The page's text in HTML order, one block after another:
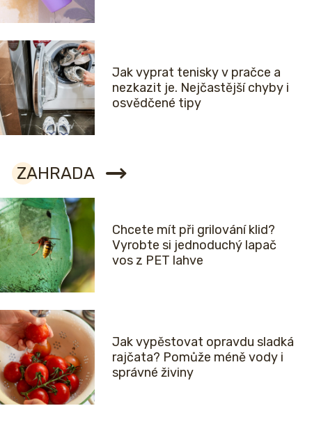
Jak vyprat tenisky v pračce a
nezkazit je. Nejčastější chyby i
osvědčené tipy
ZAHRADA
Chcete mít při grilování klid?
Vyrobte si jednoduchý lapač
vos z PET lahve
Jak vypěstovat opravdu sladká
rajčata? Pomůže méně vody i
správné živiny